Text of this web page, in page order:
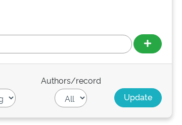
Authors/record